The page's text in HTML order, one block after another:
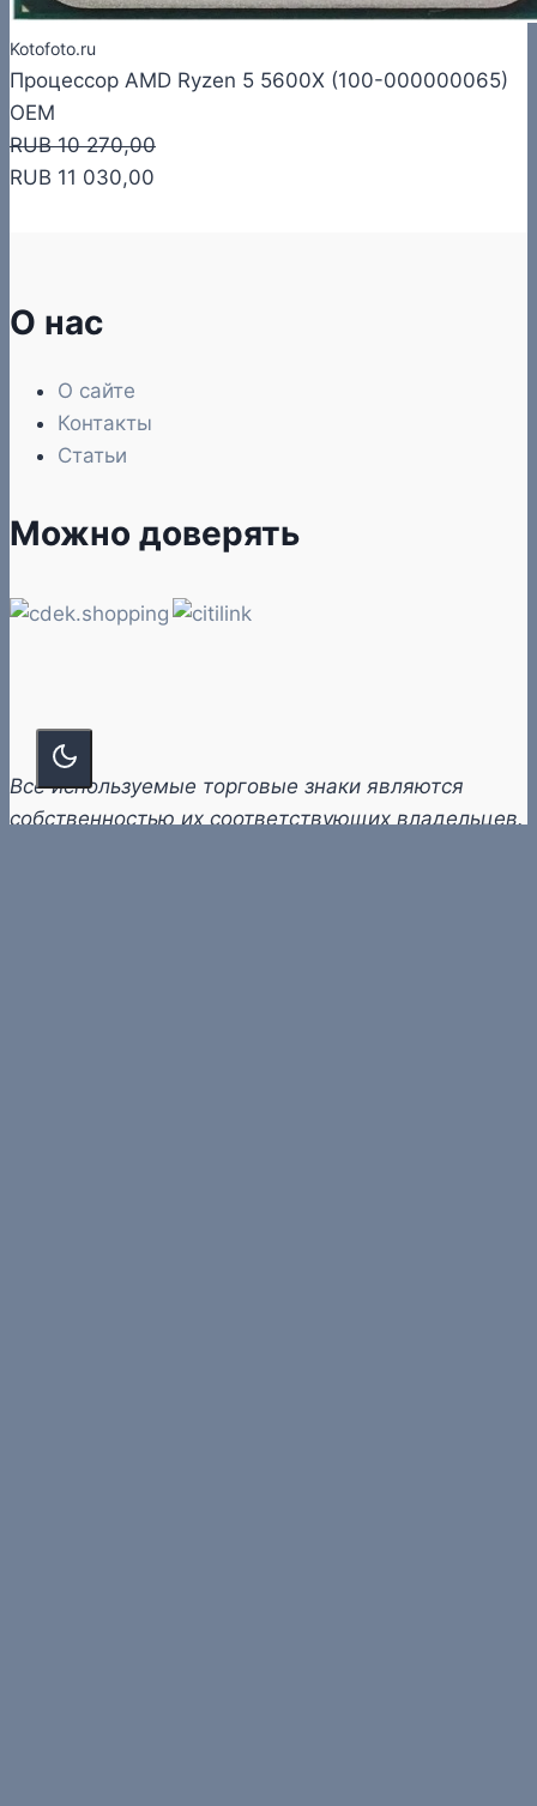
Kotofoto.ru
Процессор AMD Ryzen 5 5600X (100-000000065)
OEM
RUB 10 270,00
RUB 11 030,00
О нас
О сайте
Контакты
Статьи
Можно доверять
Все используемые торговые знаки являются
собственностью их соответствующих владельцев.